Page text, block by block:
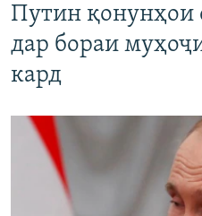
Путин қонунҳои
дар бораи
кард